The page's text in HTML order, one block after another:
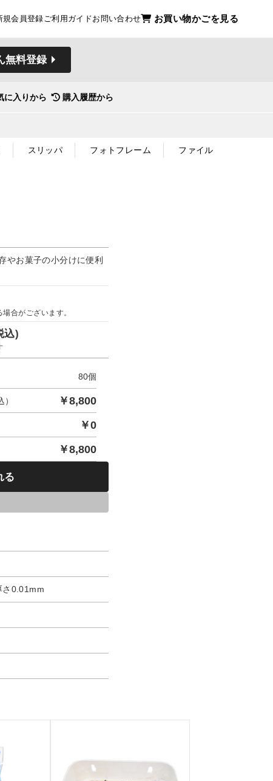
規会員登録ご利用ガイドお問い合わせ お買い物かごを見る
無料登録
に入りから 購入履歴から
スリッパ フォトフレーム ファイル
やお菓子の小分けに便利
合がございます。
込)
80個
￥8,800
￥0
￥8,800
る
厚さ0.01mm